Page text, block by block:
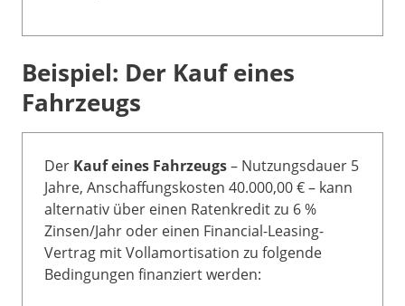
Beispiel: Der Kauf eines
Fahrzeugs
Der Kauf eines Fahrzeugs– Nutzungsdauer 5
Jahre, Anschaffungskosten 40.000,00 € – kann
alternativ über einen Ratenkredit zu 6 %
Zinsen/Jahr oder einen Financial-Leasing-
Vertrag mit Vollamortisation zu folgende
Bedingungen finanziert werden: